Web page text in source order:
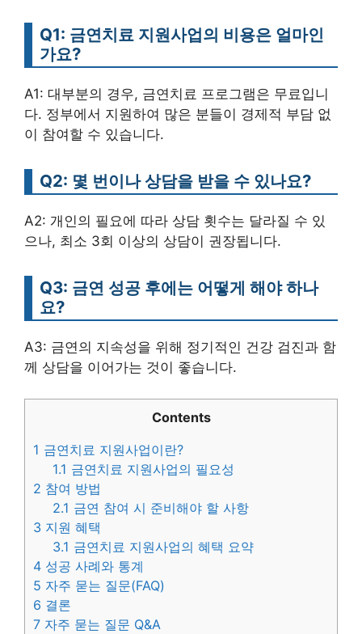
Q1: 금연치료 지원사업의 비용은 얼마인
가요?
A1: 대부분의 경우, 금연치료 프로그램은 무료입니
다. 정부에서 지원하여 많은 분들이 경제적 부담 없
이 참여할 수 있습니다.
Q2: 몇 번이나 상담을 받을 수 있나요?
A2: 개인의 필요에 따라 상담 횟수는 달라질 수 있
으나, 최소 3회 이상의 상담이 권장됩니다.
Q3: 금연 성공 후에는 어떻게 해야 하나
요?
A3: 금연의 지속성을 위해 정기적인 건강 검진과 함
께 상담을 이어가는 것이 좋습니다.
Contents
1 금연치료 지원사업이란?
1.1 금연치료 지원사업의 필요성
2 참여 방법
2.1 금연 참여 시 준비해야 할 사항
3 지원 혜택
3.1 금연치료 지원사업의 혜택 요약
4 성공 사례와 통계
5 자주 묻는 질문(FAQ)
6 결론
7 자주 묻는 질문 Q&A